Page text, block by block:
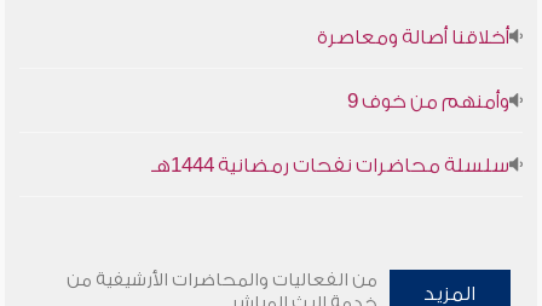
أخلاقنا أصالة ومعاصرة
وأمنهم من خوف 9
سلسلة محاضرات نفحات رمضانية 1444هـ
المزيد
من الفعاليات والمحاضرات الأرشيفية من